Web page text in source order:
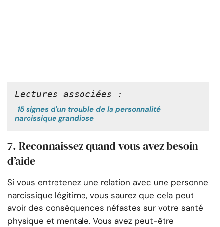
Lectures associées :
15 signes d'un trouble de la personnalité
narcissique grandiose
7. Reconnaissez quand vous avez besoin
d’aide
Si vous entretenez une relation avec une personne
narcissique légitime, vous saurez que cela peut
avoir des conséquences néfastes sur votre santé
physique et mentale. Vous avez peut-être